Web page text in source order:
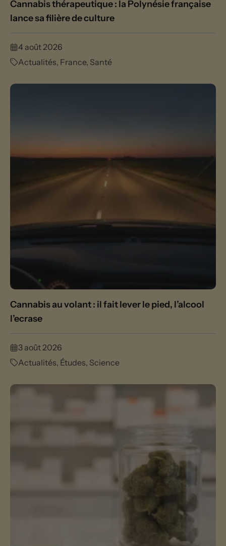
Cannabis thérapeutique : la Polynésie française
lance sa filière de culture
4 août 2026
Actualités, France, Santé
Cannabis au volant : il fait lever le pied, l’alcool
l’ecrase
3 août 2026
Actualités, Études, Science